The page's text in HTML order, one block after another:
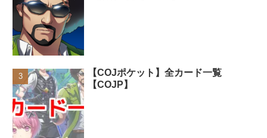
【COJポケット】全カード一覧
【COJP】